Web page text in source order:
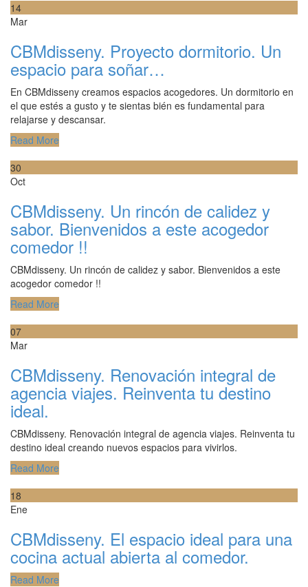
14
Mar
CBMdisseny. Proyecto dormitorio. Un
espacio para soñar…
En CBMdisseny creamos espacios acogedores. Un dormitorio en
el que estés a gusto y te sientas bién es fundamental para
relajarse y descansar.
Read More
30
Oct
CBMdisseny. Un rincón de calidez y
sabor. Bienvenidos a este acogedor
comedor !!
CBMdisseny. Un rincón de calidez y sabor. Bienvenidos a este
acogedor comedor !!
Read More
07
Mar
CBMdisseny. Renovación integral de
agencia viajes. Reinventa tu destino
ideal.
CBMdisseny. Renovación integral de agencia viajes. Reinventa tu
destino ideal creando nuevos espacios para vivirlos.
Read More
18
Ene
CBMdisseny. El espacio ideal para una
cocina actual abierta al comedor.
Read More